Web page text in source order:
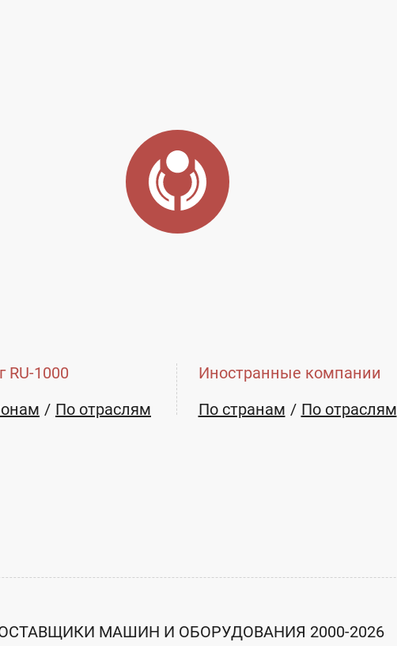
RU-1000
По отраслям
Иностранные компании
По странам
По отраслям
МАШИН И ОБОРУДОВАНИЯ 2000-2026